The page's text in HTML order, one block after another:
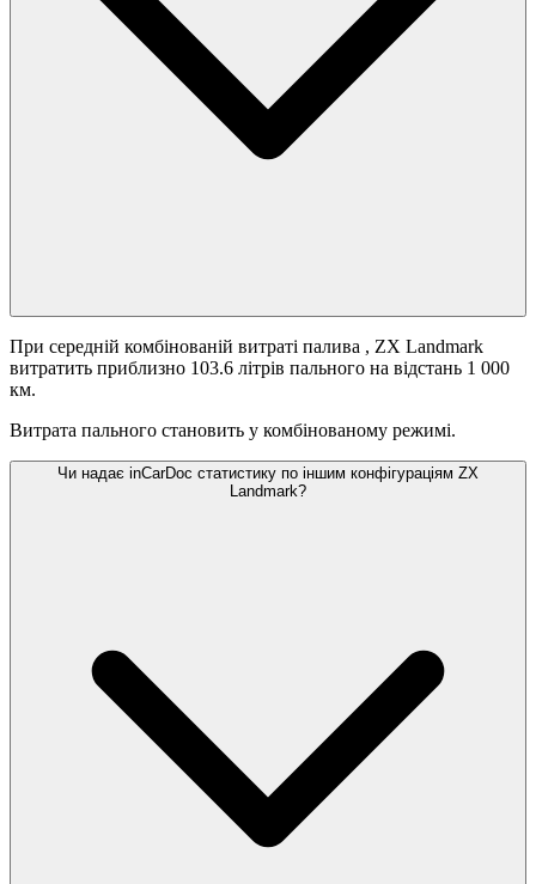
При середній комбінованій витраті палива , ZX Landmark
витратить приблизно 103.6 літрів пального на відстань 1 000
км.
Витрата пального становить у комбінованому режимі.
Чи надає inCarDoc статистику по іншим конфігураціям ZX
Landmark?